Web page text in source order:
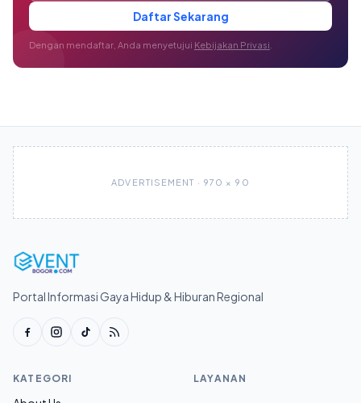
Daftar Sekarang
Dengan mendaftar, Anda menyetujui Kebijakan Privasi
ADVERTISEMENT · 970 × 90
Portal Informasi Gaya Hidup & Hiburan Regional
KATEGORI LAYANAN